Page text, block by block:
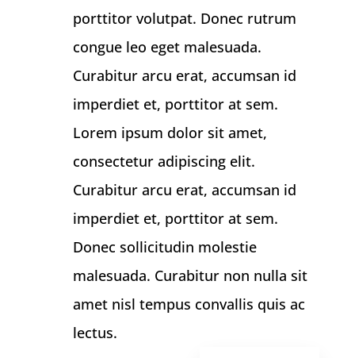
porttitor volutpat. Donec rutrum
congue leo eget malesuada.
Curabitur arcu erat, accumsan id
imperdiet et, porttitor at sem.
Lorem ipsum dolor sit amet,
consectetur adipiscing elit.
Curabitur arcu erat, accumsan id
imperdiet et, porttitor at sem.
Donec sollicitudin molestie
malesuada. Curabitur non nulla sit
amet nisl tempus convallis quis ac
lectus.